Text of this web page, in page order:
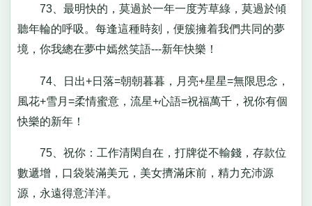
73、最明快的，莫過於一年一度芳草綠，莫過於傾
聽年輪的呼吸。每逢這種時刻，便簇擁着我們共同的夢
境，你我總在夢中嫣然笑語---新年快樂！
74、日出+日落=朝朝暮暮，月亮+星星=無限思念，
風花+雪月=柔情蜜意，流星+心語=祝福萬千，祝你有個
快樂的新年！
75、祝你：工作清閑自在，打牌從不輸錢，存款位
數遞增，口袋裝滿美元，美女擠滿床前，精力充沛源
源，永遠得意洋洋。